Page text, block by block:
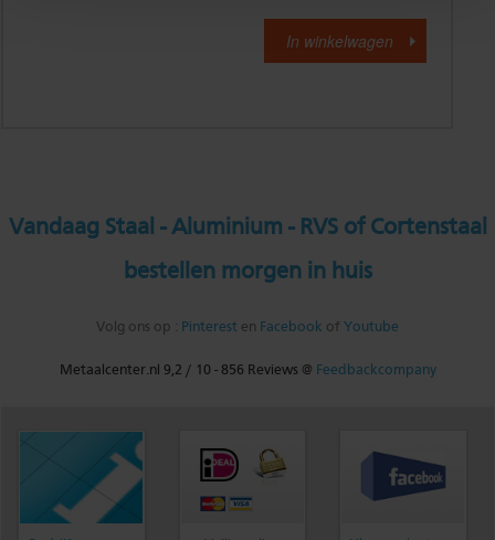
Vandaag Staal - Aluminium - RVS of Cortenstaal
bestellen morgen in huis
Volg ons op : Pinterest en Facebook of Youtube
Metaalcenter.nl 9,2 / 10 -856 Reviews @ Feedbackcompany